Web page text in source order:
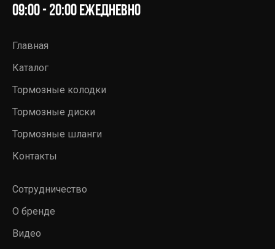
09:00 - 20:00 ежедневно
Главная
Каталог
Тормозные колодки
Тормозные диски
Тормозные шланги
Контакты
Сотрудничество
О бренде
Видео